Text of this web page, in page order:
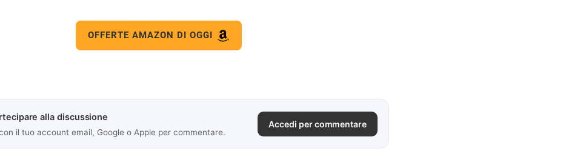
OFFERTE AMAZON DI OGGI
alla discussione
il tuo account email, Google o Apple per commentare.
Accedi per commentare